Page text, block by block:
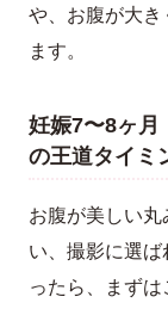
や、お腹が大
ます。
妊娠7〜8ヶ月
の王道タイミ
お腹が美しい
い、撮影に選
ったら、まず